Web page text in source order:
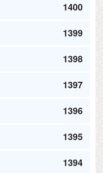
1400
1399
1398
1397
1396
1395
1394